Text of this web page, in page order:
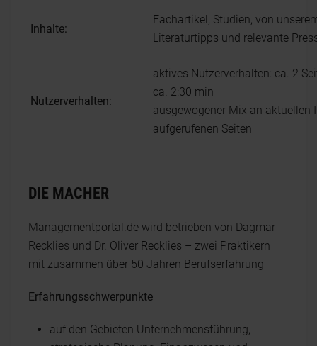
Inhalte:
Fachartikel, Studien, von
Literaturtipps und relevante
Nutzerverhalten:
aktives Nutzerverhalten: ca. 2
ca. 2:30 min
ausgewogener Mix an aktuellen
aufgerufenen Seiten
DIE MACHER
Managementportal.de wird betrieben von Dagmar
Recklies und Dr. Oliver Recklies – zwei Praktikern
mit zusammen über 50 Jahren Berufserfahrung
Erfahrungsschwerpunkte
auf den Gebieten Unternehmensführung,